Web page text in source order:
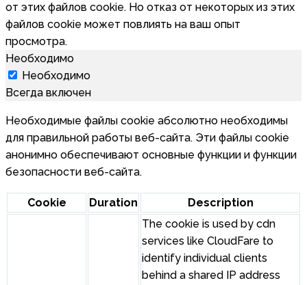
от этих файлов cookie. Но отказ от некоторых из этих
файлов cookie может повлиять на ваш опыт
просмотра.
Необходимо
Необходимо
Всегда включен
Необходимые файлы cookie абсолютно необходимы
для правильной работы веб-сайта. Эти файлы cookie
анонимно обеспечивают основные функции и функции
безопасности веб-сайта.
Cookie Duration Description
The cookie is used by cdn
services like CloudFare to
identify individual clients
behind a shared IP address